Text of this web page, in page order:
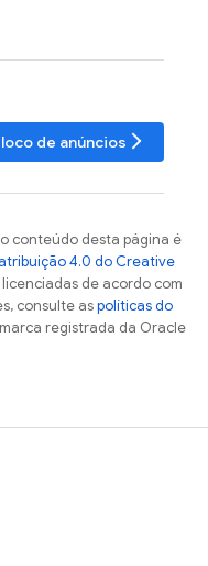
de anúncios arrow_forward_ios
conteúdo desta página é
4.0 do Creative
de acordo com
consulte aspolíticas do
registrada da Oracle